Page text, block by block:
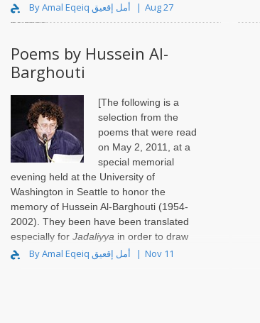
what Palestinians think about the
painting..
Aug 27
Poems by Hussein Al-
Barghouti
[The following is a
selection from the
poems that were read
on May 2, 2011, at a
special memorial
evening held at the University of
Washington in Seattle to honor the
memory of Hussein Al-Barghouti (1954-
2002). They been have been translated
especially for Jadaliyya in order to draw
the a..
Nov 11